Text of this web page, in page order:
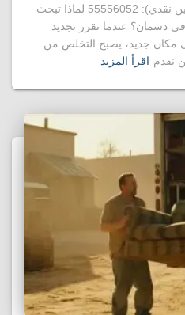
📞 للتواصل الفوري (أعلى تثمين نقدي): 55556052 لماذا تبحث
دسمان؟ عندما تقرر تجديد
مكان جديد، يصبح التخلص من
نقدم اقرأ المزيد